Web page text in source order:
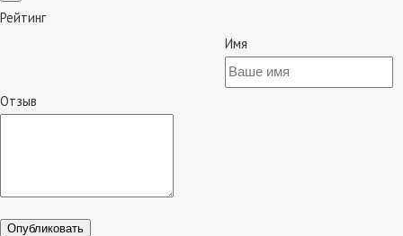
Рейтинг
Имя
Отзыв
Опубликовать